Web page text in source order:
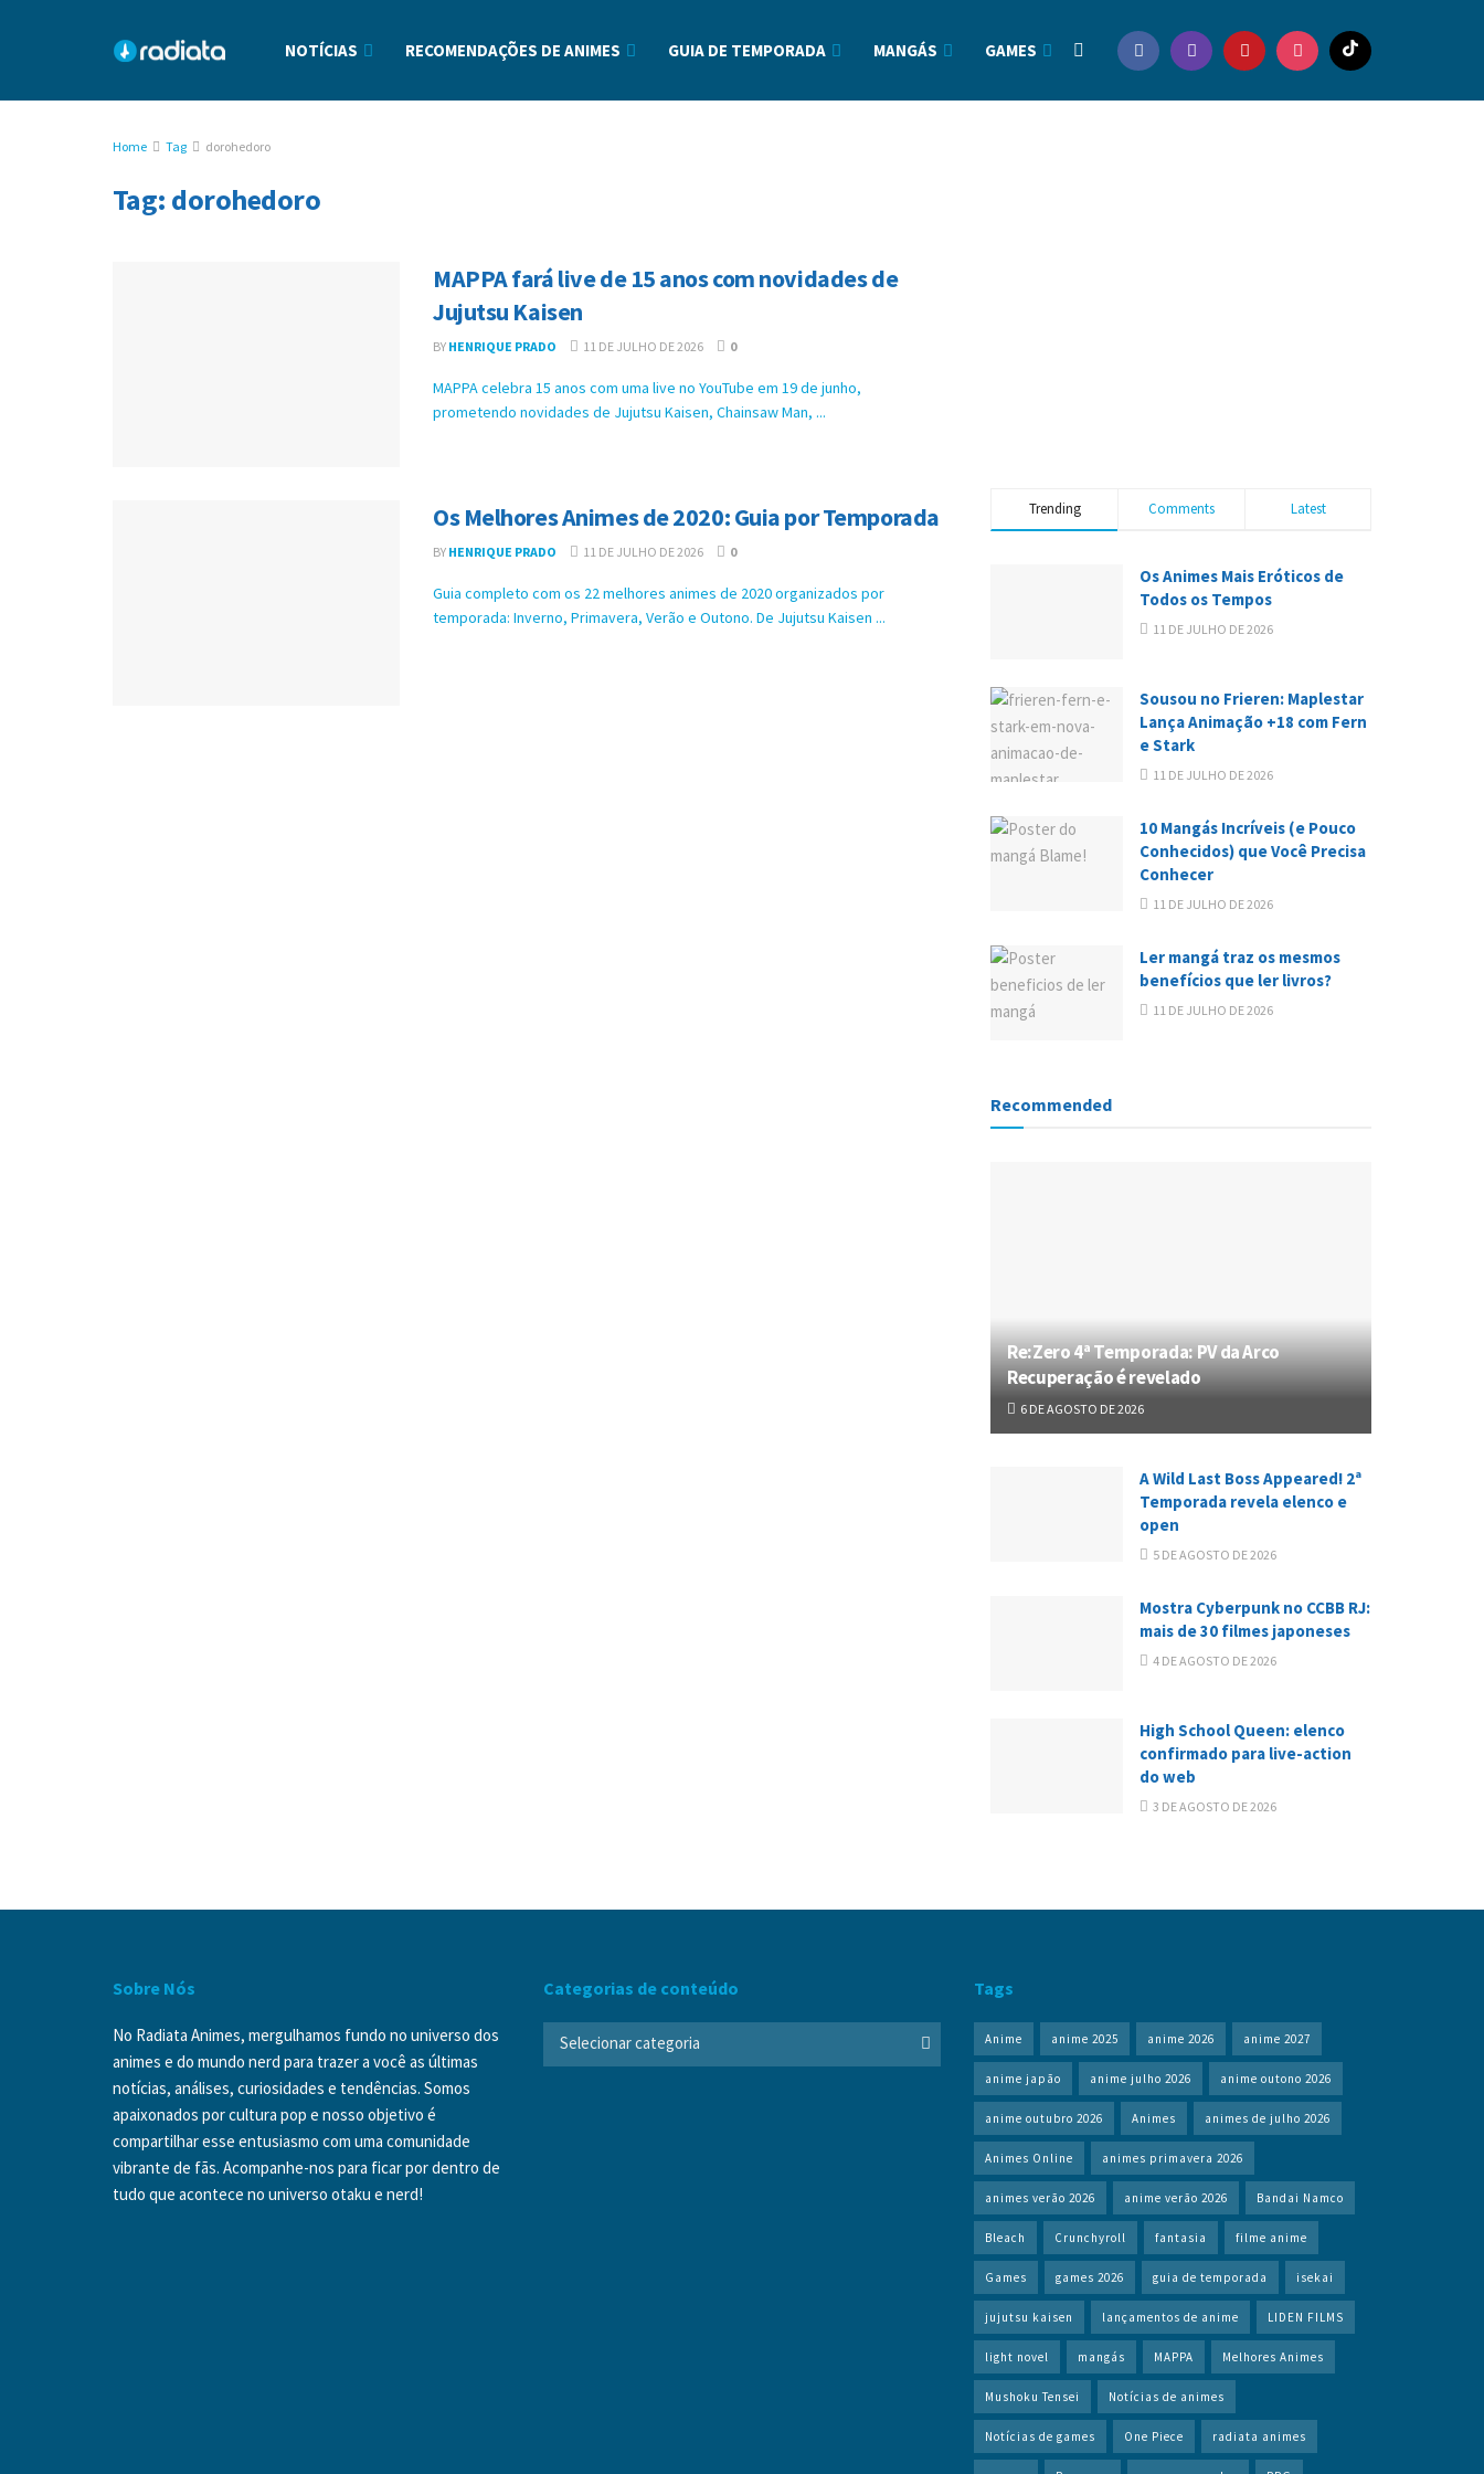
NOTÍCIAS RECOMENDAÇÕES DE ANIMES GUIA DE TEMPORADA MANGÁS GAMES
Home Tag dorohedoro
Tag: dorohedoro
MAPPA fará live de 15 anos com novidades de
Jujutsu Kaisen
BY HENRIQUE PRADO 11 DE JULHO DE 2026 0
MAPPA celebra 15 anos com uma live no YouTube em 19 de junho,
prometendo novidades de Jujutsu Kaisen, Chainsaw Man, ...
Os Melhores Animes de 2020: Guia por Temporada
BY HENRIQUE PRADO 11 DE JULHO DE 2026 0
Guia completo com os 22 melhores animes de 2020 organizados por
temporada: Inverno, Primavera, Verão e Outono. De Jujutsu Kaisen ...
Trending Comments Latest
Os Animes Mais Eróticos de
Todos os Tempos
11 DE JULHO DE 2026
Sousou no Frieren: Maplestar
Lança Animação +18 com Fern
e Stark
11 DE JULHO DE 2026
10 Mangás Incríveis (e Pouco
Conhecidos) que Você Precisa
Conhecer
11 DE JULHO DE 2026
Ler mangá traz os mesmos
benefícios que ler livros?
11 DE JULHO DE 2026
Recommended
Re:Zero 4ª Temporada: PV da Arco
Recuperação é revelado
6 DE AGOSTO DE 2026
A Wild Last Boss Appeared! 2ª
Temporada revela elenco e
open
5 DE AGOSTO DE 2026
Mostra Cyberpunk no CCBB RJ:
mais de 30 filmes japoneses
4 DE AGOSTO DE 2026
High School Queen: elenco
confirmado para live-action
do web
3 DE AGOSTO DE 2026
Sobre Nós
No Radiata Animes, mergulhamos fundo no universo dos
animes e do mundo nerd para trazer a você as últimas
notícias, análises, curiosidades e tendências. Somos
apaixonados por cultura pop e nosso objetivo é
compartilhar esse entusiasmo com uma comunidade
vibrante de fãs. Acompanhe-nos para ficar por dentro de
tudo que acontece no universo otaku e nerd!
Categorias de conteúdo
Categorias
Selecionar categoria
Tags
Anime anime 2025 anime 2026 anime 2027
anime japão anime julho 2026 anime outono 2026
anime outubro 2026 Animes animes de julho 2026
Animes Online animes primavera 2026
animes verão 2026 anime verão 2026 Bandai Namco
Bleach Crunchyroll fantasia filme anime
Games games 2026 guia de temporada isekai
jujutsu kaisen lançamentos de anime LIDEN FILMS
light novel mangás MAPPA Melhores Animes
Mushoku Tensei Notícias de animes
Notícias de games One Piece radiata animes